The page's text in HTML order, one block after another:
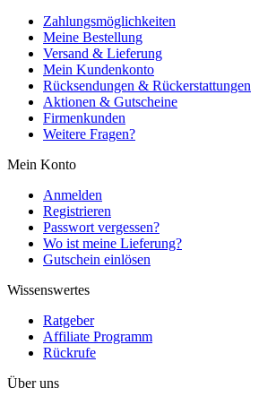
Zahlungsmöglichkeiten
Meine Bestellung
Versand & Lieferung
Mein Kundenkonto
Rücksendungen & Rückerstattungen
Aktionen & Gutscheine
Firmenkunden
Weitere Fragen?
Mein Konto
Anmelden
Registrieren
Passwort vergessen?
Wo ist meine Lieferung?
Gutschein einlösen
Wissenswertes
Ratgeber
Affiliate Programm
Rückrufe
Über uns